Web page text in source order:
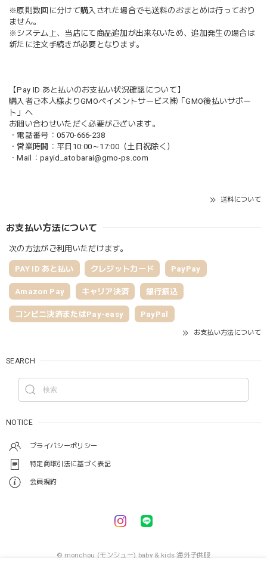
※原則数回に分けて購入された場合でも送料のおまとめは行っており
ません。
※システム上、当店にて商品追加が出来ないため、追加発生の場合は
新たに注文手続きが必要となります。
【Pay ID あと払いのお支払い状況確認について】
購入者ご本人様よりGMOペイメントサービス㈱「GMO後払いサポー
ト」へ
お問い合わせいただく必要がございます。
・電話番号：0570-666-238
・営業時間：平日10:00～17:00（土日祝除く）
・Mail： payid_atobarai@gmo-ps.com
送料について
お支払い方法について
次の方法がご利用いただけます。
PAY ID あと払い クレジットカード PayPay
Amazon Pay キャリア決済 銀行振込
コンビニ決済またはPay-easy PayPal
お支払い方法について
SEARCH
NOTICE
プライバシーポリシー
特定商取引法に基づく表記
会員規約
© monchou (モンシュー) baby & kids 海外子供服